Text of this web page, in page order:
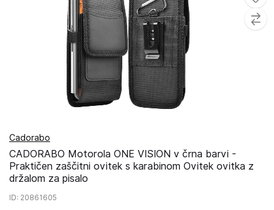
Cadorabo
CADORABO Motorola ONE VISION v črna barvi -
Praktičen zaščitni ovitek s karabinom Ovitek ovitka z
držalom za pisalo
ID: 20861605